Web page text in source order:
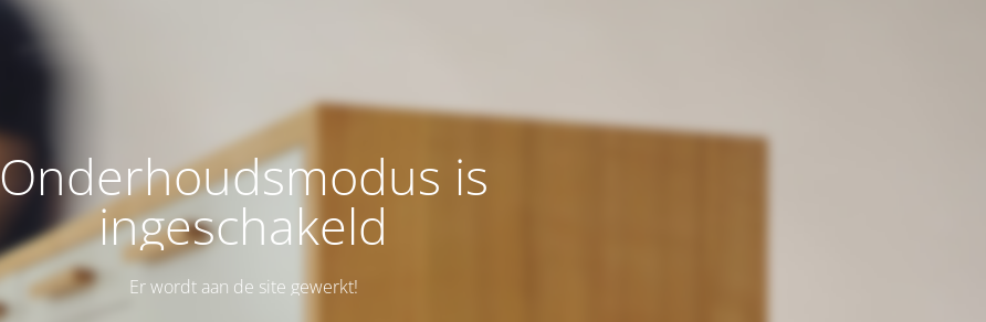
Onderhoudsmodus is
ingeschakeld
Er wordt aan de site gewerkt!